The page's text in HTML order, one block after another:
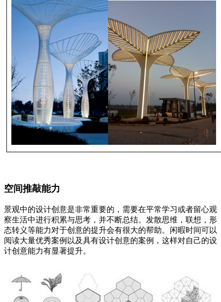
空间推敲能力
景观中的设计创意是非常重要的，需要在平常学习或者留心观
察生活中进行积累与思考，并不断总结。发散思维，联想，形
态转义等能力对于创意的提升会有很大的帮助。闲暇时间可以
阅读大量优秀案例以及具有设计创意的案例，这样对自己的设
计创意能力有显著提升。